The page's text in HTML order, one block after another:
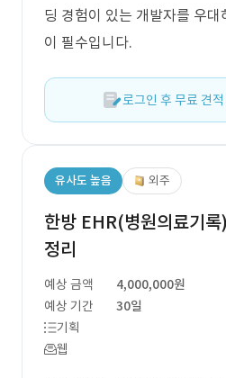
딩 경험이 있는 개발자를 우대
이 필수입니다.
로그인 후 무료 견
유사도 높음 외주
한방 EHR(병원의료기
정리
예상 금액
4,000,000원
예상 기간
30일
기획
웹